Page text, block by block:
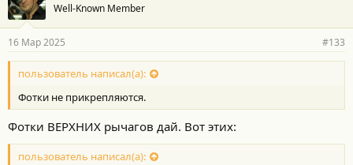
Well-Known Member
16 Мар 2025 #133
пользователь написал(а):
Фотки не прикрепляются.
Фотки ВЕРХНИХ рычагов дай. Вот этих:
пользователь написал(а):